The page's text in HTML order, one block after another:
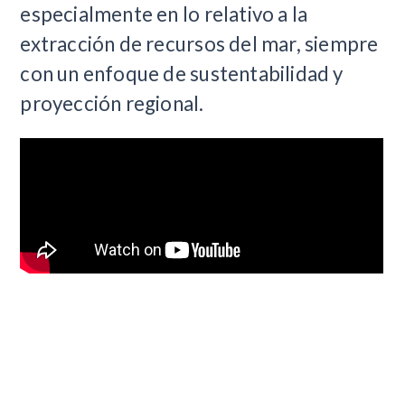
especialmente en lo relativo a la
extracción de recursos del mar, siempre
con un enfoque de sustentabilidad y
proyección regional.